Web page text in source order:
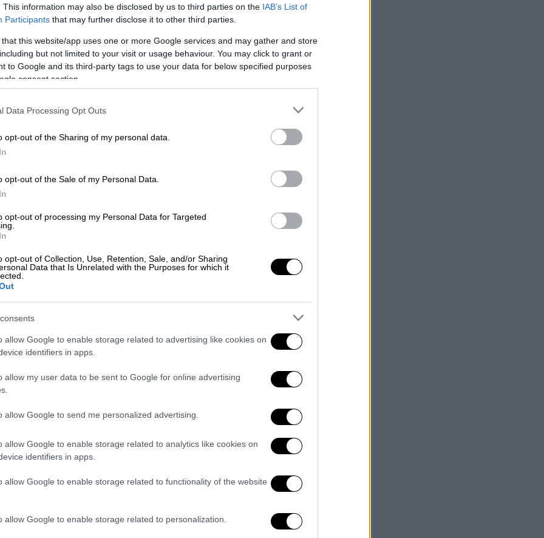
This information may also be disclosed by us to third parties on the IAB’s List of
Participants that may further disclose it to other third parties.
that this website/app uses one or more Google services and may gather and store
but not limited to your visit or usage behaviour. You may click to grant or
to Google and its third-party tags to use your data for below specified purposes
consent section.
Data Processing Opt Outs
opt-out of the Sharing of my personal data.
opt-out of the Sale of my Personal Data.
opt-out of processing my Personal Data for Targeted
opt-out of Collection, Use, Retention, Sale, and/or Sharing
Data that Is Unrelated with the Purposes for which it
allow Google to enable storage related to advertising like cookies on
identifiers in apps.
allow my user data to be sent to Google for online advertising
allow Google to send me personalized advertising.
allow Google to enable storage related to analytics like cookies on
identifiers in apps.
allow Google to enable storage related to functionality of the website
allow Google to enable storage related to personalization.
το ΕΘΝΟΣ στη Google
οι υπάλληλοι στο
του καρδινάλιουΤζουζέπε
Βατικανού.
ο Νοέμβριος των κρουσμάτων έφερε
περίπου0,4 τετραγωνικά χιλιόμετραείναι
χιλιάδες υπαλλήλους, οι
Φραγκίσκος, 84 ετών, ήταν μεταξύ των
να εμβολιαστούν για λόγους υγείαςίσως
ότι θα έρχονται σε επαφή με
ίδιο μισθό.
που
σε ειδική πρόβλεψη ενός νόμου του 2011
των εργαζομένων. Το άρθρο αυτό
που αρνούνται«προληπτικά
«συνέπειες διαφόρων βαθμίδων που
διάταγμα υπεγράφη στις 8 Φεβρουαρίου
του κυβερνείου.
τωνεμβολίωνως μέσου για να ανακοπεί η